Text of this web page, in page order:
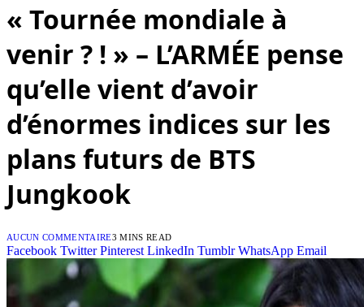
« Tournée mondiale à
venir ? ! » – L’ARMÉE pense
qu’elle vient d’avoir
d’énormes indices sur les
plans futurs de BTS
Jungkook
AUCUN COMMENTAIRE3 MINS READ
Facebook Twitter Pinterest LinkedIn Tumblr WhatsApp Email